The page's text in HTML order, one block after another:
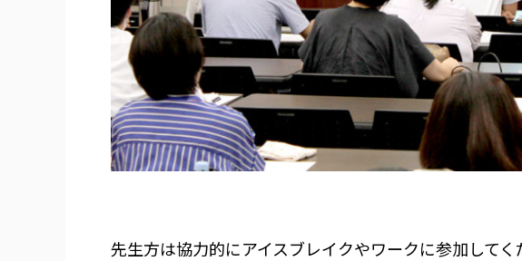
先生方は協力的にアイスブレイクやワークに参加してく